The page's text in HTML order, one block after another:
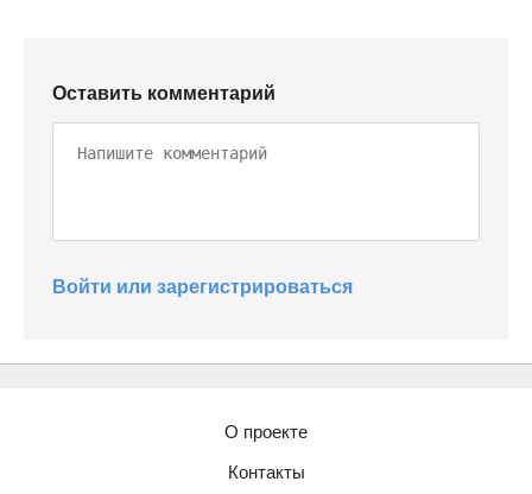
Оставить комментарий
Войти или зарегистрироваться
О проекте
Контакты